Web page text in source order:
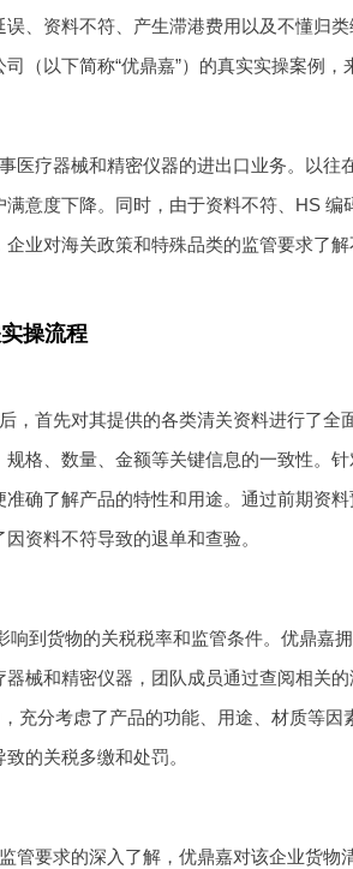
、资料不符、产生滞港费用以及不懂归
（以下简称“优鼎嘉”）的真实实操案例
医疗器械和精密仪器的进出口业务。以
意度下降。同时，由于资料不符、HS
业对海关政策和特殊品类的监管要求了
操流程
，首先对其提供的各类清关资料进行了
格、数量、金额等关键信息的一致性。
确了解产品的特性和用途。通过前期资
资料不符导致的退单和查验。
响到货物的关税税率和监管条件。优鼎嘉
械和精密仪器，团队成员通过查阅相关
充分考虑了产品的功能、用途、材质等
的关税多缴和处罚。
管要求的深入了解，优鼎嘉对该企业货